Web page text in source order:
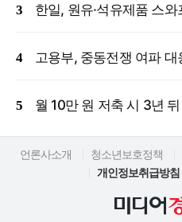
언론사소개 청소년보호정책
개인정보취급방침